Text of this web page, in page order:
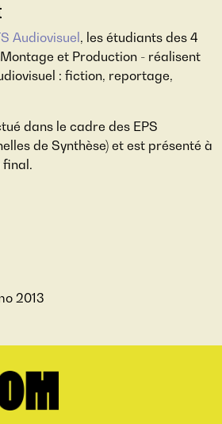
Audiovisuel, les étudiants des 4
et Production - réalisent
: fiction, reportage,
dans le cadre des EPS
de Synthèse) et est présenté à
final.
2013